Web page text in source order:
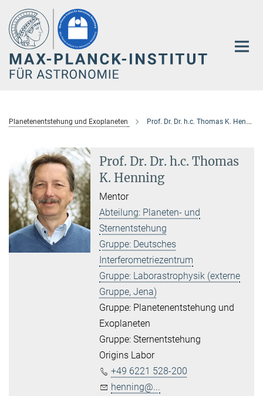
Hauptinhalt
Planetenentstehung und Exoplaneten Prof. Dr. Dr. h.c. Thomas K. Henning
Prof. Dr. Dr. h.c. Thomas
K. Henning
Mentor
Abteilung: Planeten- und
Sternentstehung
Gruppe: Deutsches
Interferometriezentrum
Gruppe: Laborastrophysik (externe
Gruppe, Jena)
Gruppe: Planetenentstehung und
Exoplaneten
Gruppe: Sternentstehung
Origins Labor
+49 6221 528-200
henning@...